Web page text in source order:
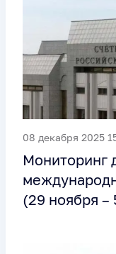
08 декабря 2025
Мониторинг
(29 ноября –